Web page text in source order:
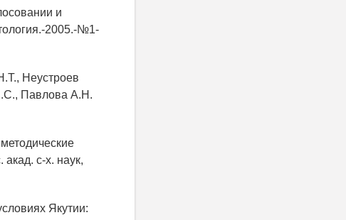
и
2005.-№1-
Неустроев
Павлова А.Н.
с-х. наук,
Якутии: